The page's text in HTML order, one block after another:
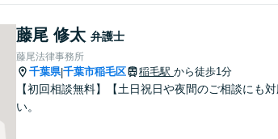
藤尾 修太 弁護士
藤尾法律事務所
千葉県|千葉市稲毛区 稲毛駅 から徒歩1分
【初回相談無料】【土日祝日や夜間のご相談にも
い。